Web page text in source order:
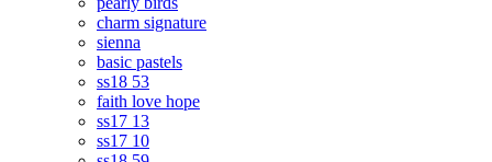
charm signature
sienna
basic pastels
ss18 53
faith love hope
ss17 13
ss17 10